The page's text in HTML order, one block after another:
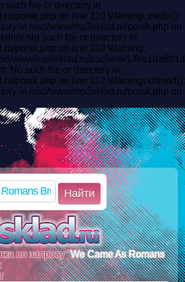
such file or directory in
poisk.php on line 110 Warning: mkdir():
in /ssd/www/mp3sklad.ru/poisk.php on
No such file or directory in
poisk.php on line 110 Warning:
www/mp3sklad.ru/cache/e/1/8/
No such file or directory in
poisk.php on line 112 Warning: chmod():
in /ssd/www/mp3sklad.ru/poisk.php on
Найти
по запросу "We Came As Romans